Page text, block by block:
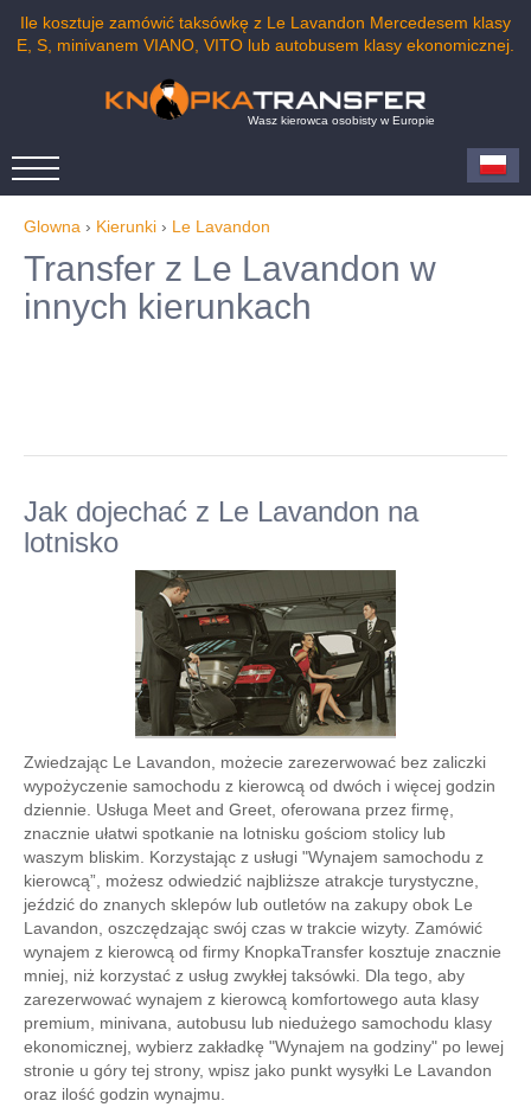
Ile kosztuje zamówić taksówkę z Le Lavandon Mercedesem klasy
E, S, minivanem VIANO, VITO lub autobusem klasy ekonomicznej.
Wasz kierowca osobisty w Europie
Glowna › Kierunki › Le Lavandon
Transfer z Le Lavandon w
innych kierunkach
Jak dojechać z Le Lavandon na
lotnisko
Zwiedzając Le Lavandon, możecie zarezerwować bez zaliczki
wypożyczenie samochodu z kierowcą od dwóch i więcej godzin
dziennie. Usługa Meet and Greet, oferowana przez firmę,
znacznie ułatwi spotkanie na lotnisku gościom stolicy lub
waszym bliskim. Korzystając z usługi "Wynajem samochodu z
kierowcą”, możesz odwiedzić najbliższe atrakcje turystyczne,
jeździć do znanych sklepów lub outletów na zakupy obok Le
Lavandon, oszczędzając swój czas w trakcie wizyty. Zamówić
wynajem z kierowcą od firmy KnopkaTransfer kosztuje znacznie
mniej, niż korzystać z usług zwykłej taksówki. Dla tego, aby
zarezerwować wynajem z kierowcą komfortowego auta klasy
premium, minivana, autobusu lub niedużego samochodu klasy
ekonomicznej, wybierz zakładkę "Wynajem na godziny" po lewej
stronie u góry tej strony, wpisz jako punkt wysyłki Le Lavandon
oraz ilość godzin wynajmu.